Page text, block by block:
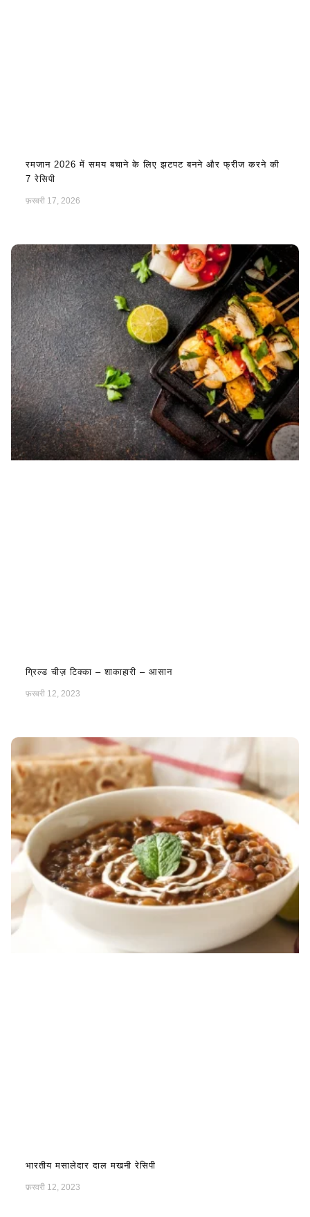
रमजान 2026 में समय बचाने के लिए झटपट बनने और फ्रीज करने की
7 रेसिपी
फ़रवरी 17, 2026
ग्रिल्ड चीज़ टिक्का – शाकाहारी – आसान
फ़रवरी 12, 2023
भारतीय मसालेदार दाल मखनी रेसिपी
फ़रवरी 12, 2023